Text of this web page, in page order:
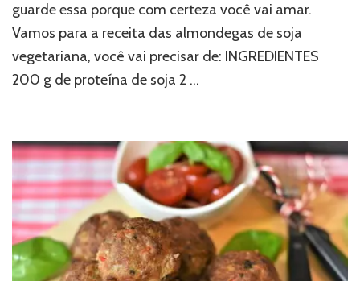
guarde essa porque com certeza você vai amar.
Vamos para a receita das almondegas de soja
vegetariana, você vai precisar de: INGREDIENTES
200 g de proteína de soja 2 …